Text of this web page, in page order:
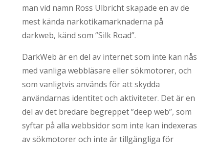
man vid namn Ross Ulbricht skapade en av de
mest kända narkotikamarknaderna på
darkweb, känd som ”Silk Road”.
DarkWeb är en del av internet som inte kan nås
med vanliga webbläsare eller sökmotorer, och
som vanligtvis används för att skydda
användarnas identitet och aktiviteter. Det är en
del av det bredare begreppet ”deep web”, som
syftar på alla webbsidor som inte kan indexeras
av sökmotorer och inte är tillgängliga för